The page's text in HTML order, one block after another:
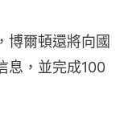
博爾頓還將向國
息，並完成100